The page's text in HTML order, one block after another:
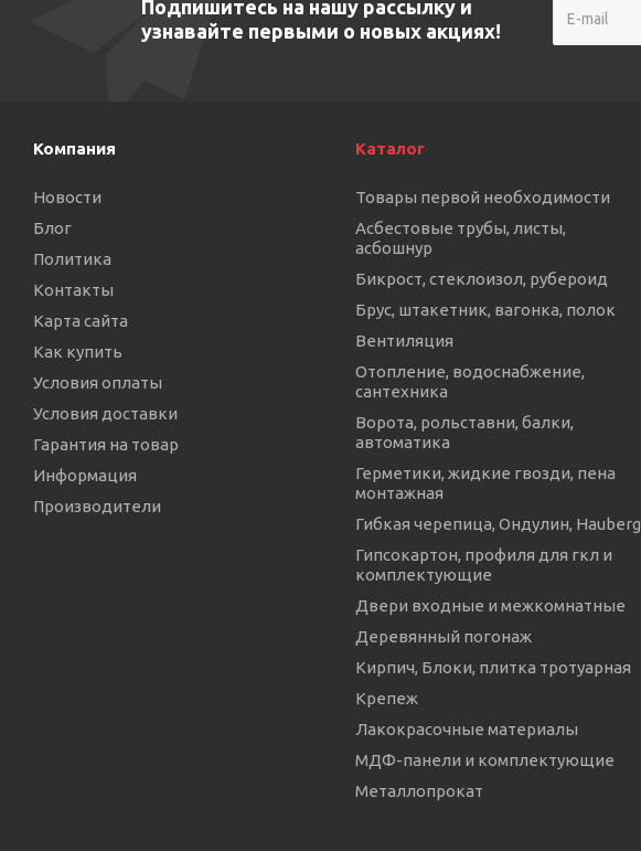
Подпишитесь на нашу рассылку и
узнавайте первыми о новых акциях!
Компания
Новости
Блог
Политика
Контакты
Карта сайта
Как купить
Условия оплаты
Условия доставки
Гарантия на товар
Информация
Производители
Каталог
Товары первой необходимости
Асбестовые трубы, листы,
асбошнур
Бикрост, стеклоизол, рубероид
Брус, штакетник, вагонка, полок
Вентиляция
Отопление, водоснабжение,
сантехника
Ворота, рольставни, балки,
автоматика
Герметики, жидкие гвозди, пена
монтажная
Гибкая черепица, Ондулин, Hauberg
Гипсокартон, профиля для гкл и
комплектующие
Двери входные и межкомнатные
Деревянный погонаж
Кирпич, Блоки, плитка тротуарная
Крепеж
Лакокрасочные материалы
МДФ-панели и комплектующие
Металлопрокат